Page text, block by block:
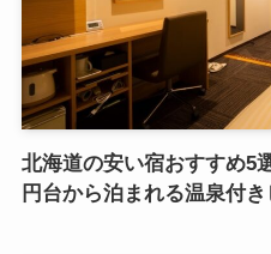
北海道の安い宿おすすめ5
円台から泊まれる温泉付